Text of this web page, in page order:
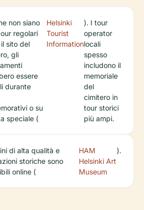
non siano
regolari
sito del
gli
essere
durante
o su
speciale (
Helsinki
Tourist
Information
). I tour
operator
locali
spesso
includono il
memoriale
del
cimitero in
tour storici
più ampi.
di alta qualità e
storiche sono
online (
HAM
Helsinki Art
Museum
).